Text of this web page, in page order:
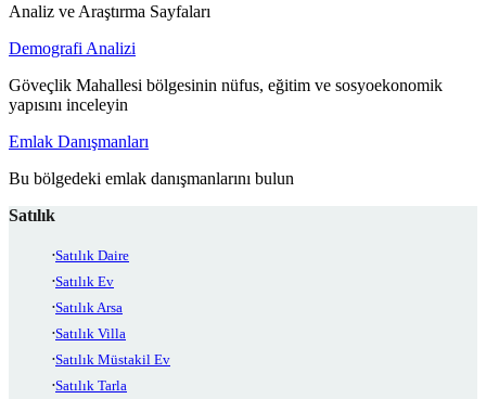
Analiz ve Araştırma Sayfaları
Demografi Analizi
Göveçlik Mahallesi bölgesinin nüfus, eğitim ve sosyoekonomik
yapısını inceleyin
Emlak Danışmanları
Bu bölgedeki emlak danışmanlarını bulun
Satılık
Satılık Daire
Satılık Ev
Satılık Arsa
Satılık Villa
Satılık Müstakil Ev
Satılık Tarla